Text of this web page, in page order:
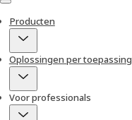
Menu
Producten
Oplossingen per toepassing
Voor professionals